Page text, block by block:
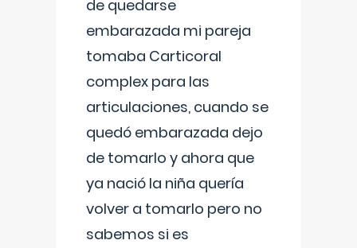
de quedarse
embarazada mi pareja
tomaba Carticoral
complex para las
articulaciones, cuando se
quedó embarazada dejo
de tomarlo y ahora que
ya nació la niña quería
volver a tomarlo pero no
sabemos si es